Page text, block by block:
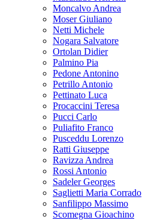
Moncalvo Andrea
Moser Giuliano
Netti Michele
Nogara Salvatore
Ortolan Didier
Palmino Pia
Pedone Antonino
Petrillo Antonio
Pettinato Luca
Procaccini Teresa
Pucci Carlo
Puliafito Franco
Pusceddu Lorenzo
Ratti Giuseppe
Ravizza Andrea
Rossi Antonio
Sadeler Georges
Saglietti Maria Corrado
Sanfilippo Massimo
Scomegna Gioachino